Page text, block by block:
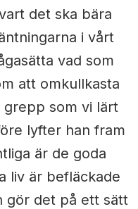
det ska bära
i vårt
vad som
att omkullkasta
grepp som vi lärt
lyfter han fram
är de goda
liv är befläckade
gör det på ett sätt